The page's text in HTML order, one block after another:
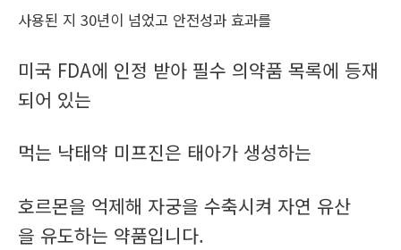
사용된 지 30년이 넘었고 안전성과 효과를
미국 FDA에 인정 받아 필수 의약품 목록에 등재
되어 있는
먹는 낙태약 미프진은 태아가 생성하는
호르몬을 억제해 자궁을 수축시켜 자연 유산
을 유도하는 약품입니다.